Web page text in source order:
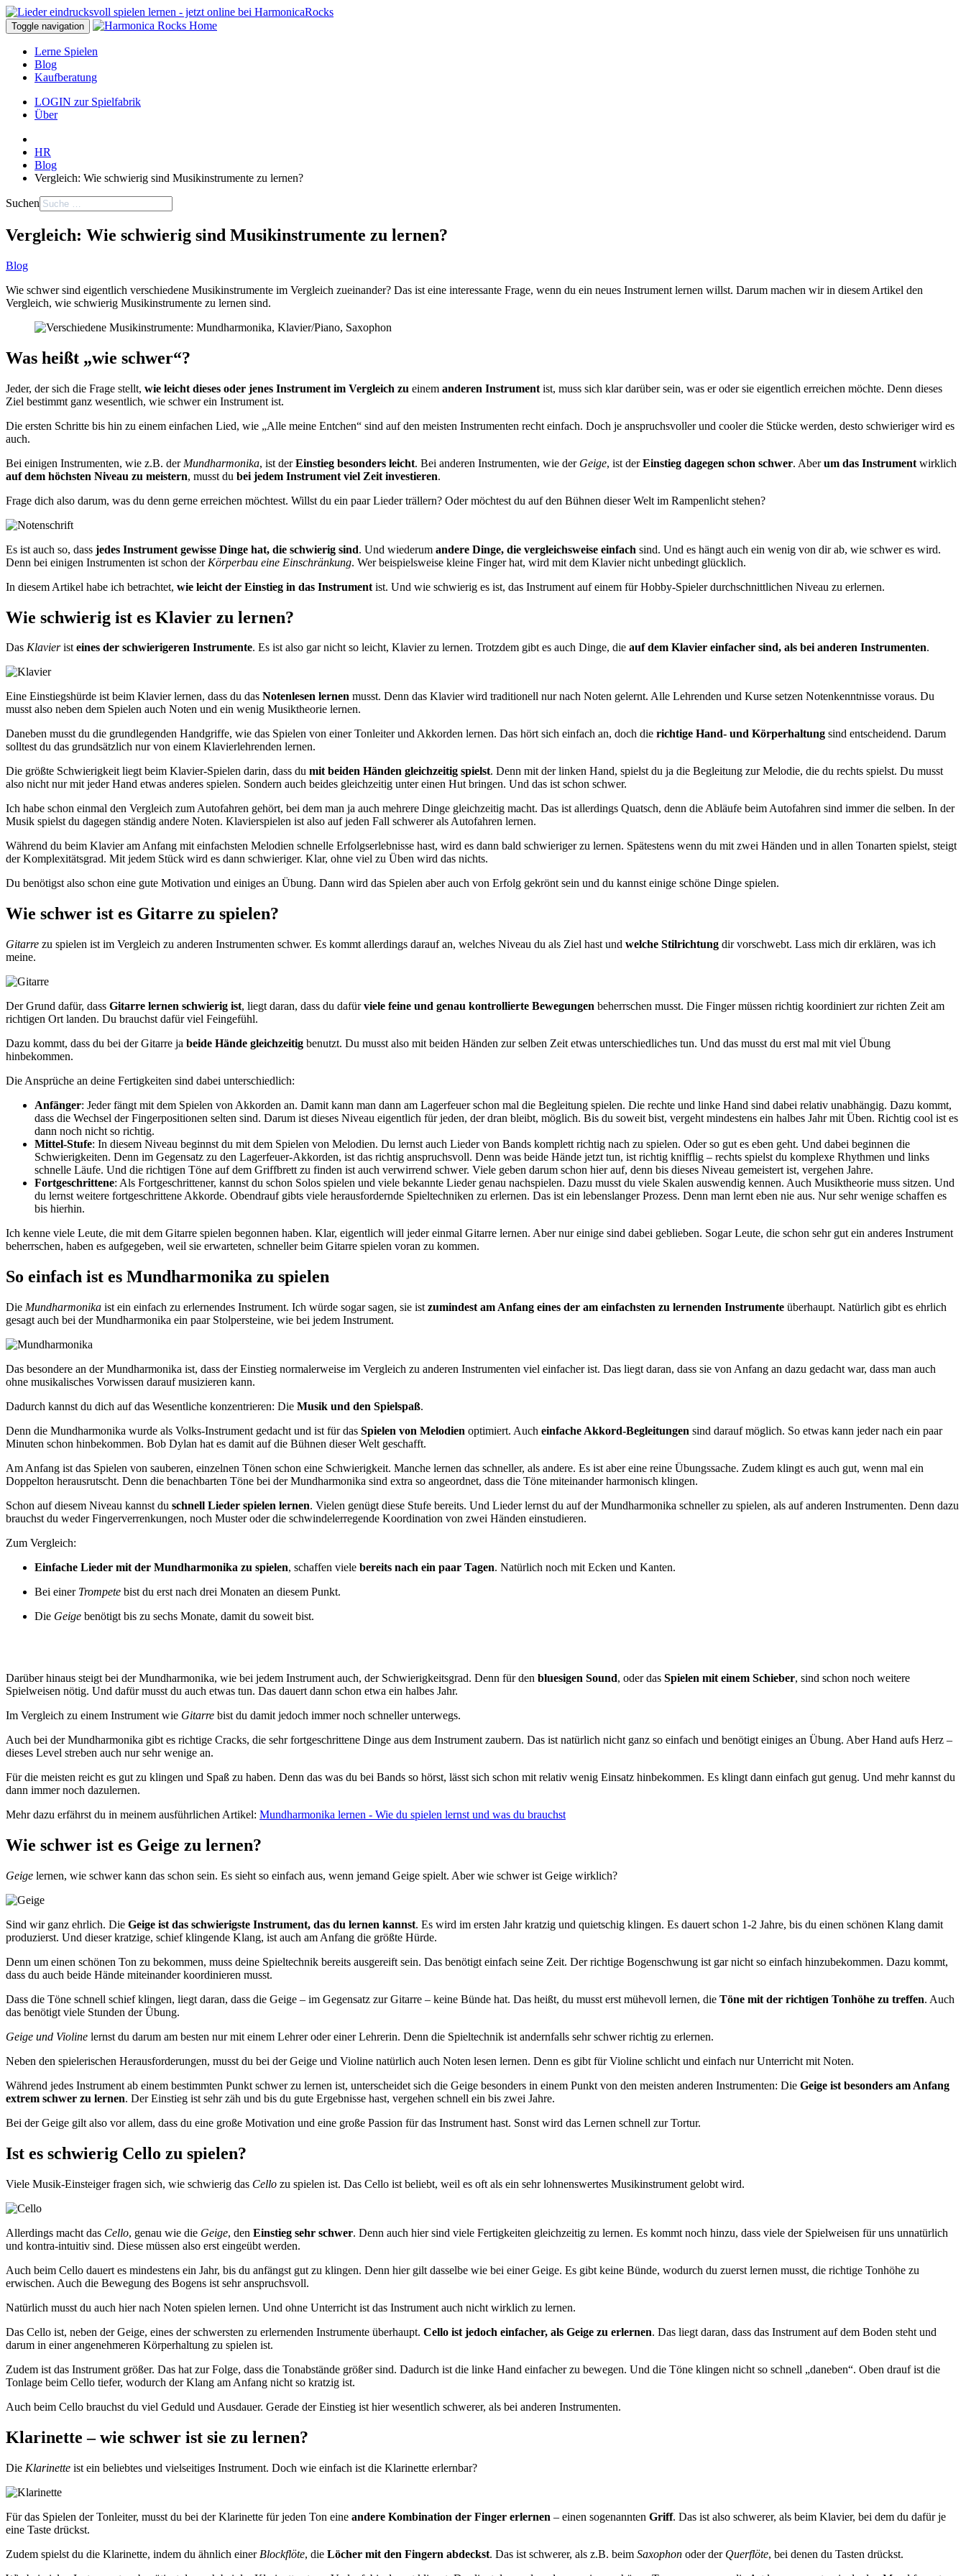
Toggle navigation
Lerne Spielen
Blog
Kaufberatung
LOGIN zur Spielfabrik
Über
HR
Blog
Vergleich: Wie schwierig sind Musikinstrumente zu lernen?
Suchen
Vergleich: Wie schwierig sind Musikinstrumente zu lernen?
Blog
Wie schwer sind eigentlich verschiedene Musikinstrumente im Vergleich zueinander? Das ist eine interessante Frage, wenn du ein neues Instrument lernen willst. Darum machen wir in diesem Artikel den
Vergleich, wie schwierig Musikinstrumente zu lernen sind.
Was heißt „wie schwer“?
Jeder, der sich die Frage stellt, wie leicht dieses oder jenes Instrument im Vergleich zu einem anderen Instrument ist, muss sich klar darüber sein, was er oder sie eigentlich erreichen möchte. Denn dieses
Ziel bestimmt ganz wesentlich, wie schwer ein Instrument ist.
Die ersten Schritte bis hin zu einem einfachen Lied, wie „Alle meine Entchen“ sind auf den meisten Instrumenten recht einfach. Doch je anspruchsvoller und cooler die Stücke werden, desto schwieriger wird es
auch.
Bei einigen Instrumenten, wie z.B. der Mundharmonika, ist derEinstieg besonders leicht. Bei anderen Instrumenten, wie der Geige, ist derEinstieg dagegen schon schwer. Aberum das Instrument wirklich
auf dem höchsten Niveau zu meistern, musst du bei jedem Instrument viel Zeit investieren.
Frage dich also darum, was du denn gerne erreichen möchtest. Willst du ein paar Lieder trällern? Oder möchtest du auf den Bühnen dieser Welt im Rampenlicht stehen?
Es ist auch so, dass jedes Instrument gewisse Dinge hat, die schwierig sind. Und wiederum andere Dinge, die vergleichsweise einfach sind. Und es hängt auch ein wenig von dir ab, wie schwer es wird.
Denn bei einigen Instrumenten ist schon der Körperbau eine Einschränkung. Wer beispielsweise kleine Finger hat, wird mit dem Klavier nicht unbedingt glücklich.
In diesem Artikel habe ich betrachtet, wie leicht der Einstieg in das Instrument ist. Und wie schwierig es ist, das Instrument auf einem für Hobby-Spieler durchschnittlichen Niveau zu erlernen.
Wie schwierig ist es Klavier zu lernen?
Das Klavieristeines der schwierigeren Instrumente. Es ist also gar nicht so leicht, Klavier zu lernen. Trotzdem gibt es auch Dinge, die auf dem Klavier einfacher sind, als bei anderen Instrumenten.
Eine Einstiegshürde ist beim Klavier lernen, dass du das Notenlesen lernen musst. Denn das Klavier wird traditionell nur nach Noten gelernt. Alle Lehrenden und Kurse setzen Notenkenntnisse voraus. Du
musst also neben dem Spielen auch Noten und ein wenig Musiktheorie lernen.
Daneben musst du die grundlegenden Handgriffe, wie das Spielen von einer Tonleiter und Akkorden lernen. Das hört sich einfach an, doch die richtige Hand- und Körperhaltung sind entscheidend. Darum
solltest du das grundsätzlich nur von einem Klavierlehrenden lernen.
Die größte Schwierigkeit liegt beim Klavier-Spielen darin, dass du mit beiden Händen gleichzeitig spielst. Denn mit der linken Hand, spielst du ja die Begleitung zur Melodie, die du rechts spielst. Du musst
also nicht nur mit jeder Hand etwas anderes spielen. Sondern auch beides gleichzeitig unter einen Hut bringen. Und das ist schon schwer.
Ich habe schon einmal den Vergleich zum Autofahren gehört, bei dem man ja auch mehrere Dinge gleichzeitig macht. Das ist allerdings Quatsch, denn die Abläufe beim Autofahren sind immer die selben. In der
Musik spielst du dagegen ständig andere Noten. Klavierspielen ist also auf jeden Fall schwerer als Autofahren lernen.
Während du beim Klavier am Anfang mit einfachsten Melodien schnelle Erfolgserlebnisse hast, wird es dann bald schwieriger zu lernen. Spätestens wenn du mit zwei Händen und in allen Tonarten spielst, steigt
der Komplexitätsgrad. Mit jedem Stück wird es dann schwieriger. Klar, ohne viel zu Üben wird das nichts.
Du benötigst also schon eine gute Motivation und einiges an Übung. Dann wird das Spielen aber auch von Erfolg gekrönt sein und du kannst einige schöne Dinge spielen.
Wie schwer ist es Gitarre zu spielen?
Gitarre zu spielen ist im Vergleich zu anderen Instrumenten schwer. Es kommt allerdings darauf an, welches Niveau du als Ziel hast und welche Stilrichtung dir vorschwebt. Lass mich dir erklären, was ich
meine.
Der Grund dafür, dass Gitarre lernen schwierig ist, liegt daran, dass du dafürviele feine und genau kontrollierte Bewegungen beherrschen musst. Die Finger müssen richtig koordiniert zur richten Zeit am
richtigen Ort landen. Du brauchst dafür viel Feingefühl.
Dazu kommt, dass du bei der Gitarre ja beide Hände gleichzeitig benutzt. Du musst also mit beiden Händen zur selben Zeit etwas unterschiedliches tun. Und das musst du erst mal mit viel Übung
hinbekommen.
Die Ansprüche an deine Fertigkeiten sind dabei unterschiedlich:
Anfänger: Jeder fängt mit dem Spielen von Akkorden an. Damit kann man dann am Lagerfeuer schon mal die Begleitung spielen. Die rechte und linke Hand sind dabei relativ unabhängig. Dazu kommt,
dass die Wechsel der Fingerpositionen selten sind. Darum ist dieses Niveau eigentlich für jeden, der dran bleibt, möglich. Bis du soweit bist, vergeht mindestens ein halbes Jahr mit Üben. Richtig cool ist es
dann noch nicht so richtig.
Mittel-Stufe: In diesem Niveau beginnst du mit dem Spielen von Melodien. Du lernst auch Lieder von Bands komplett richtig nach zu spielen. Oder so gut es eben geht. Und dabei beginnen die
Schwierigkeiten. Denn im Gegensatz zu den Lagerfeuer-Akkorden, ist das richtig anspruchsvoll. Denn was beide Hände jetzt tun, ist richtig knifflig – rechts spielst du komplexe Rhythmen und links
schnelle Läufe. Und die richtigen Töne auf dem Griffbrett zu finden ist auch verwirrend schwer. Viele geben darum schon hier auf, denn bis dieses Niveau gemeistert ist, vergehen Jahre.
Fortgeschrittene: Als Fortgeschrittener, kannst du schon Solos spielen und viele bekannte Lieder genau nachspielen. Dazu musst du viele Skalen auswendig kennen. Auch Musiktheorie muss sitzen. Und
du lernst weitere fortgeschrittene Akkorde. Obendrauf gibts viele herausfordernde Spieltechniken zu erlernen. Das ist ein lebenslanger Prozess. Denn man lernt eben nie aus. Nur sehr wenige schaffen es
bis hierhin.
Ich kenne viele Leute, die mit dem Gitarre spielen begonnen haben. Klar, eigentlich will jeder einmal Gitarre lernen. Aber nur einige sind dabei geblieben. Sogar Leute, die schon sehr gut ein anderes Instrument
beherrschen, haben es aufgegeben, weil sie erwarteten, schneller beim Gitarre spielen voran zu kommen.
So einfach ist es Mundharmonika zu spielen
Die Mundharmonika ist ein einfach zu erlernendes Instrument. Ich würde sogar sagen, sie ist zumindest am Anfang eines der am einfachsten zu lernenden Instrumente überhaupt. Natürlich gibt es ehrlich
gesagt auch bei der Mundharmonika ein paar Stolpersteine, wie bei jedem Instrument.
Das besondere an der Mundharmonika ist, dass der Einstieg normalerweise im Vergleich zu anderen Instrumenten viel einfacher ist. Das liegt daran, dass sie von Anfang an dazu gedacht war, dass man auch
ohne musikalisches Vorwissen darauf musizieren kann.
Dadurch kannst du dich auf das Wesentliche konzentrieren: Die Musik und den Spielspaß.
Denn die Mundharmonika wurde als Volks-Instrument gedacht und ist für das Spielen von Melodien optimiert. Auch einfache Akkord-Begleitungen sind darauf möglich. So etwas kann jeder nach ein paar
Minuten schon hinbekommen. Bob Dylan hat es damit auf die Bühnen dieser Welt geschafft.
Am Anfang ist das Spielen von sauberen, einzelnen Tönen schon eine Schwierigkeit. Manche lernen das schneller, als andere. Es ist aber eine reine Übungssache. Zudem klingt es auch gut, wenn mal ein
Doppelton herausrutscht. Denn die benachbarten Töne bei der Mundharmonika sind extra so angeordnet, dass die Töne miteinander harmonisch klingen.
Schon auf diesem Niveau kannst du schnell Lieder spielen lernen. Vielen genügt diese Stufe bereits. Und Lieder lernst du auf der Mundharmonika schneller zu spielen, als auf anderen Instrumenten. Denn dazu
brauchst du weder Fingerverrenkungen, noch Muster oder die schwindelerregende Koordination von zwei Händen einstudieren.
Zum Vergleich:
Einfache Lieder mit der Mundharmonika zu spielen, schaffen viele bereits nach ein paar Tagen. Natürlich noch mit Ecken und Kanten.
Bei einer Trompete bist du erst nach drei Monaten an diesem Punkt.
Die Geige benötigt bis zu sechs Monate, damit du soweit bist.
Darüber hinaus steigt bei der Mundharmonika, wie bei jedem Instrument auch, der Schwierigkeitsgrad. Denn für den bluesigen Sound, oder das Spielen mit einem Schieber, sind schon noch weitere
Spielweisen nötig. Und dafür musst du auch etwas tun. Das dauert dann schon etwa ein halbes Jahr.
Im Vergleich zu einem Instrument wie Gitarre bist du damit jedoch immer noch schneller unterwegs.
Auch bei der Mundharmonika gibt es richtige Cracks, die sehr fortgeschrittene Dinge aus dem Instrument zaubern. Das ist natürlich nicht ganz so einfach und benötigt einiges an Übung. Aber Hand aufs Herz –
dieses Level streben auch nur sehr wenige an.
Für die meisten reicht es gut zu klingen und Spaß zu haben. Denn das was du bei Bands so hörst, lässt sich schon mit relativ wenig Einsatz hinbekommen. Es klingt dann einfach gut genug. Und mehr kannst du
dann immer noch dazulernen.
Mehr dazu erfährst du in meinem ausführlichen Artikel: Mundharmonika lernen - Wie du spielen lernst und was du brauchst
Wie schwer ist es Geige zu lernen?
Geige lernen, wie schwer kann das schon sein. Es sieht so einfach aus, wenn jemand Geige spielt. Aber wie schwer ist Geige wirklich?
Sind wir ganz ehrlich. Die Geige ist das schwierigste Instrument, das du lernen kannst. Es wird im ersten Jahr kratzig und quietschig klingen. Es dauert schon 1-2 Jahre, bis du einen schönen Klang damit
produzierst. Und dieser kratzige, schief klingende Klang, ist auch am Anfang die größte Hürde.
Denn um einen schönen Ton zu bekommen, muss deine Spieltechnik bereits ausgereift sein. Das benötigt einfach seine Zeit. Der richtige Bogenschwung ist gar nicht so einfach hinzubekommen. Dazu kommt,
dass du auch beide Hände miteinander koordinieren musst.
Dass die Töne schnell schief klingen, liegt daran, dass die Geige – im Gegensatz zur Gitarre – keine Bünde hat. Das heißt, du musst erst mühevoll lernen, die Töne mit der richtigen Tonhöhe zu treffen. Auch
das benötigt viele Stunden der Übung.
Geige und Violine lernst du darum am besten nur mit einem Lehrer oder einer Lehrerin. Denn die Spieltechnik ist andernfalls sehr schwer richtig zu erlernen.
Neben den spielerischen Herausforderungen, musst du bei der Geige und Violine natürlich auch Noten lesen lernen. Denn es gibt für Violine schlicht und einfach nur Unterricht mit Noten.
Während jedes Instrument ab einem bestimmten Punkt schwer zu lernen ist, unterscheidet sich die Geige besonders in einem Punkt von den meisten anderen Instrumenten: Die Geige ist besonders am Anfang
extrem schwer zu lernen. Der Einstieg ist sehr zäh und bis du gute Ergebnisse hast, vergehen schnell ein bis zwei Jahre.
Bei der Geige gilt also vor allem, dass du eine große Motivation und eine große Passion für das Instrument hast. Sonst wird das Lernen schnell zur Tortur.
Ist es schwierig Cello zu spielen?
Viele Musik-Einsteiger fragen sich, wie schwierig das Cello zu spielen ist. Das Cello ist beliebt, weil es oft als ein sehr lohnenswertes Musikinstrument gelobt wird.
Allerdings macht das Cello, genau wie die Geige, den Einstieg sehr schwer. Denn auch hier sind viele Fertigkeiten gleichzeitig zu lernen. Es kommt noch hinzu, dass viele der Spielweisen für uns unnatürlich
und kontra-intuitiv sind. Diese müssen also erst eingeübt werden.
Auch beim Cello dauert es mindestens ein Jahr, bis du anfängst gut zu klingen. Denn hier gilt dasselbe wie bei einer Geige. Es gibt keine Bünde, wodurch du zuerst lernen musst, die richtige Tonhöhe zu
erwischen. Auch die Bewegung des Bogens ist sehr anspruchsvoll.
Natürlich musst du auch hier nach Noten spielen lernen. Und ohne Unterricht ist das Instrument auch nicht wirklich zu lernen.
Das Cello ist, neben der Geige, eines der schwersten zu erlernenden Instrumente überhaupt. Cello ist jedoch einfacher, als Geige zu erlernen. Das liegt daran, dass das Instrument auf dem Boden steht und
darum in einer angenehmeren Körperhaltung zu spielen ist.
Zudem ist das Instrument größer. Das hat zur Folge, dass die Tonabstände größer sind. Dadurch ist die linke Hand einfacher zu bewegen. Und die Töne klingen nicht so schnell „daneben“. Oben drauf ist die
Tonlage beim Cello tiefer, wodurch der Klang am Anfang nicht so kratzig ist.
Auch beim Cello brauchst du viel Geduld und Ausdauer. Gerade der Einstieg ist hier wesentlich schwerer, als bei anderen Instrumenten.
Klarinette – wie schwer ist sie zu lernen?
Die Klarinette ist ein beliebtes und vielseitiges Instrument. Doch wie einfach ist die Klarinette erlernbar?
Für das Spielen der Tonleiter, musst du bei der Klarinette für jeden Ton eine andere Kombination der Finger erlernen – einen sogenannten Griff. Das ist also schwerer, als beim Klavier, bei dem du dafür je
eine Taste drückst.
Zudem spielst du die Klarinette, indem du ähnlich einer Blockflöte, die Löcher mit den Fingern abdeckst. Das ist schwerer, als z.B. beim Saxophon oder der Querflöte, bei denen du Tasten drückst.